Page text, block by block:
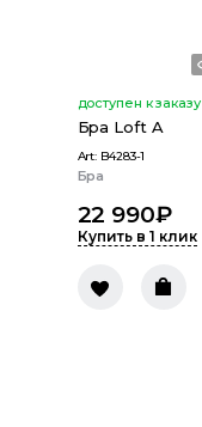
доступен к заказу
Бра Loft A
Art: B4283-1
Бра
22 990₽
Купить в 1 клик